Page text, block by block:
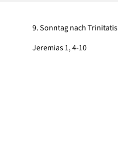
9. Sonntag nach Trinitatis
Jeremias 1, 4-10